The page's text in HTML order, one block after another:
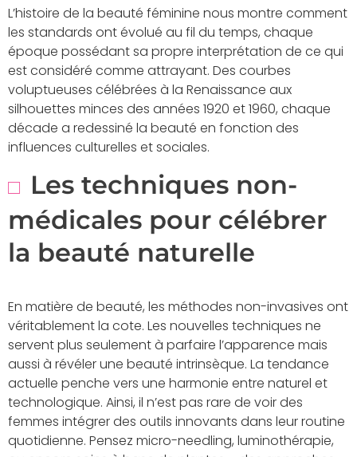
L’histoire de la beauté féminine nous montre comment
les standards ont évolué au fil du temps, chaque
époque possédant sa propre interprétation de ce qui
est considéré comme attrayant. Des courbes
voluptueuses célébrées à la Renaissance aux
silhouettes minces des années 1920 et 1960, chaque
décade a redessiné la beauté en fonction des
influences culturelles et sociales.
Les techniques non-
médicales pour célébrer
la beauté naturelle
En matière de beauté, les méthodes non-invasives ont
véritablement la cote. Les nouvelles techniques ne
servent plus seulement à parfaire l’apparence mais
aussi à révéler une beauté intrinsèque. La tendance
actuelle penche vers une harmonie entre naturel et
technologique. Ainsi, il n’est pas rare de voir des
femmes intégrer des outils innovants dans leur routine
quotidienne. Pensez micro-needling, luminothérapie,